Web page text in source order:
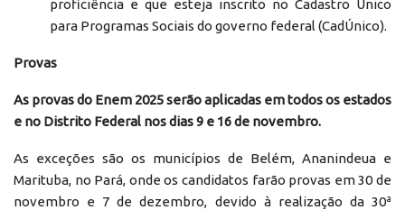
proficiência e que esteja inscrito no Cadastro Único
para Programas Sociais do governo federal (CadÚnico).
Provas
As provas do Enem 2025 serão aplicadas em todos os estados
e no Distrito Federal nos dias 9 e 16 de novembro.
As exceções são os municípios de Belém, Ananindeua e
Marituba, no Pará, onde os candidatos farão provas em 30 de
novembro e 7 de dezembro, devido à realização da 30ª